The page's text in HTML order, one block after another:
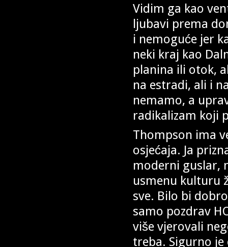
Vidim ga kao
ljubavi prema
i nemoguće jer
neki kraj kao
planina ili otok,
na estradi, ali i
nemamo, a
radikalizam koji
Thompson ima
osjećaja. Ja
moderni guslar,
usmenu kulturu
sve. Bilo bi
samo pozdrav
više vjerovali
treba. Sigurno